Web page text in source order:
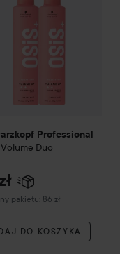
Professional
Volume Duo
pakietu: 86 zł
DO KOSZYKA